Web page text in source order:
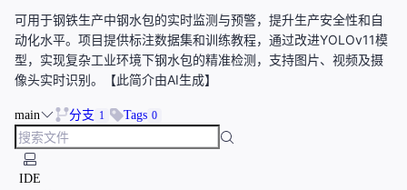
可用于钢铁生产中钢水包的实时监测与预警，提升生产安全性和自
动化水平。项目提供标注数据集和训练教程，通过改进YOLOv11模
型，实现复杂工业环境下钢水包的精准检测，支持图片、视频及摄
像头实时识别。【此简介由AI生成】
main 分支 1 Tags 0
IDE